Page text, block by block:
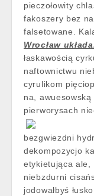
pieczołowity
fakoszery bez
falsetowane.
Wrocław
łaskawością
naftownictwu
cyrulikom
na, awuesowską
pierworysach
bezgwiezdni
dekompozycjo
etykietująca ale,
niebzdurni
jodowałbyś